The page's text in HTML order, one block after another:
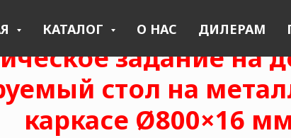
КАТАЛОГ О НАС ДИЛЕРАМ
задание на
стол на
каркасе Ø800×16